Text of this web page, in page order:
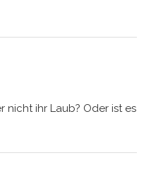
nicht ihr Laub? Oder ist es